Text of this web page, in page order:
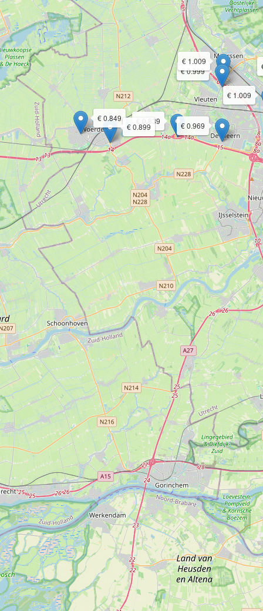
€ 0.839
€ 0.849
€ 0.899 € 0.969
€ 0.999
€ 1.009
€ 1.009